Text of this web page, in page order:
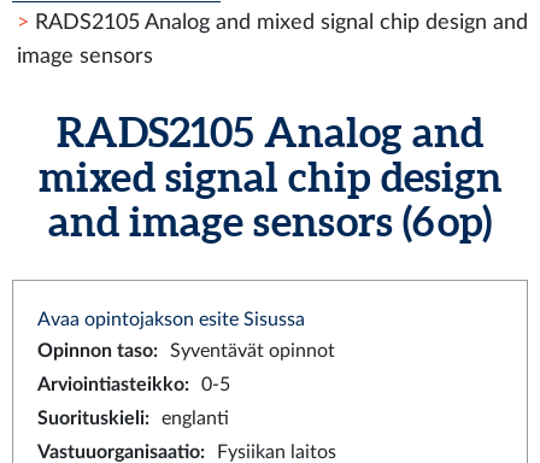
RADS2105 Analog and mixed signal chip design and
image sensors
RADS2105 Analog and
mixed signal chip design
and image sensors (6 op)
Avaa opintojakson esite Sisussa
Opinnon taso:
Syventävät opinnot
Arviointiasteikko:
0-5
Suorituskieli:
englanti
Vastuuorganisaatio:
Fysiikan laitos